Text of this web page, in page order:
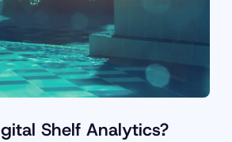
Shelf Analytics?